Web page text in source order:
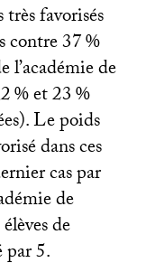
très favorisés
contre 37%
l’académie de
% et 23%
Le poids
dans ces
cas par
de
de
par 5.